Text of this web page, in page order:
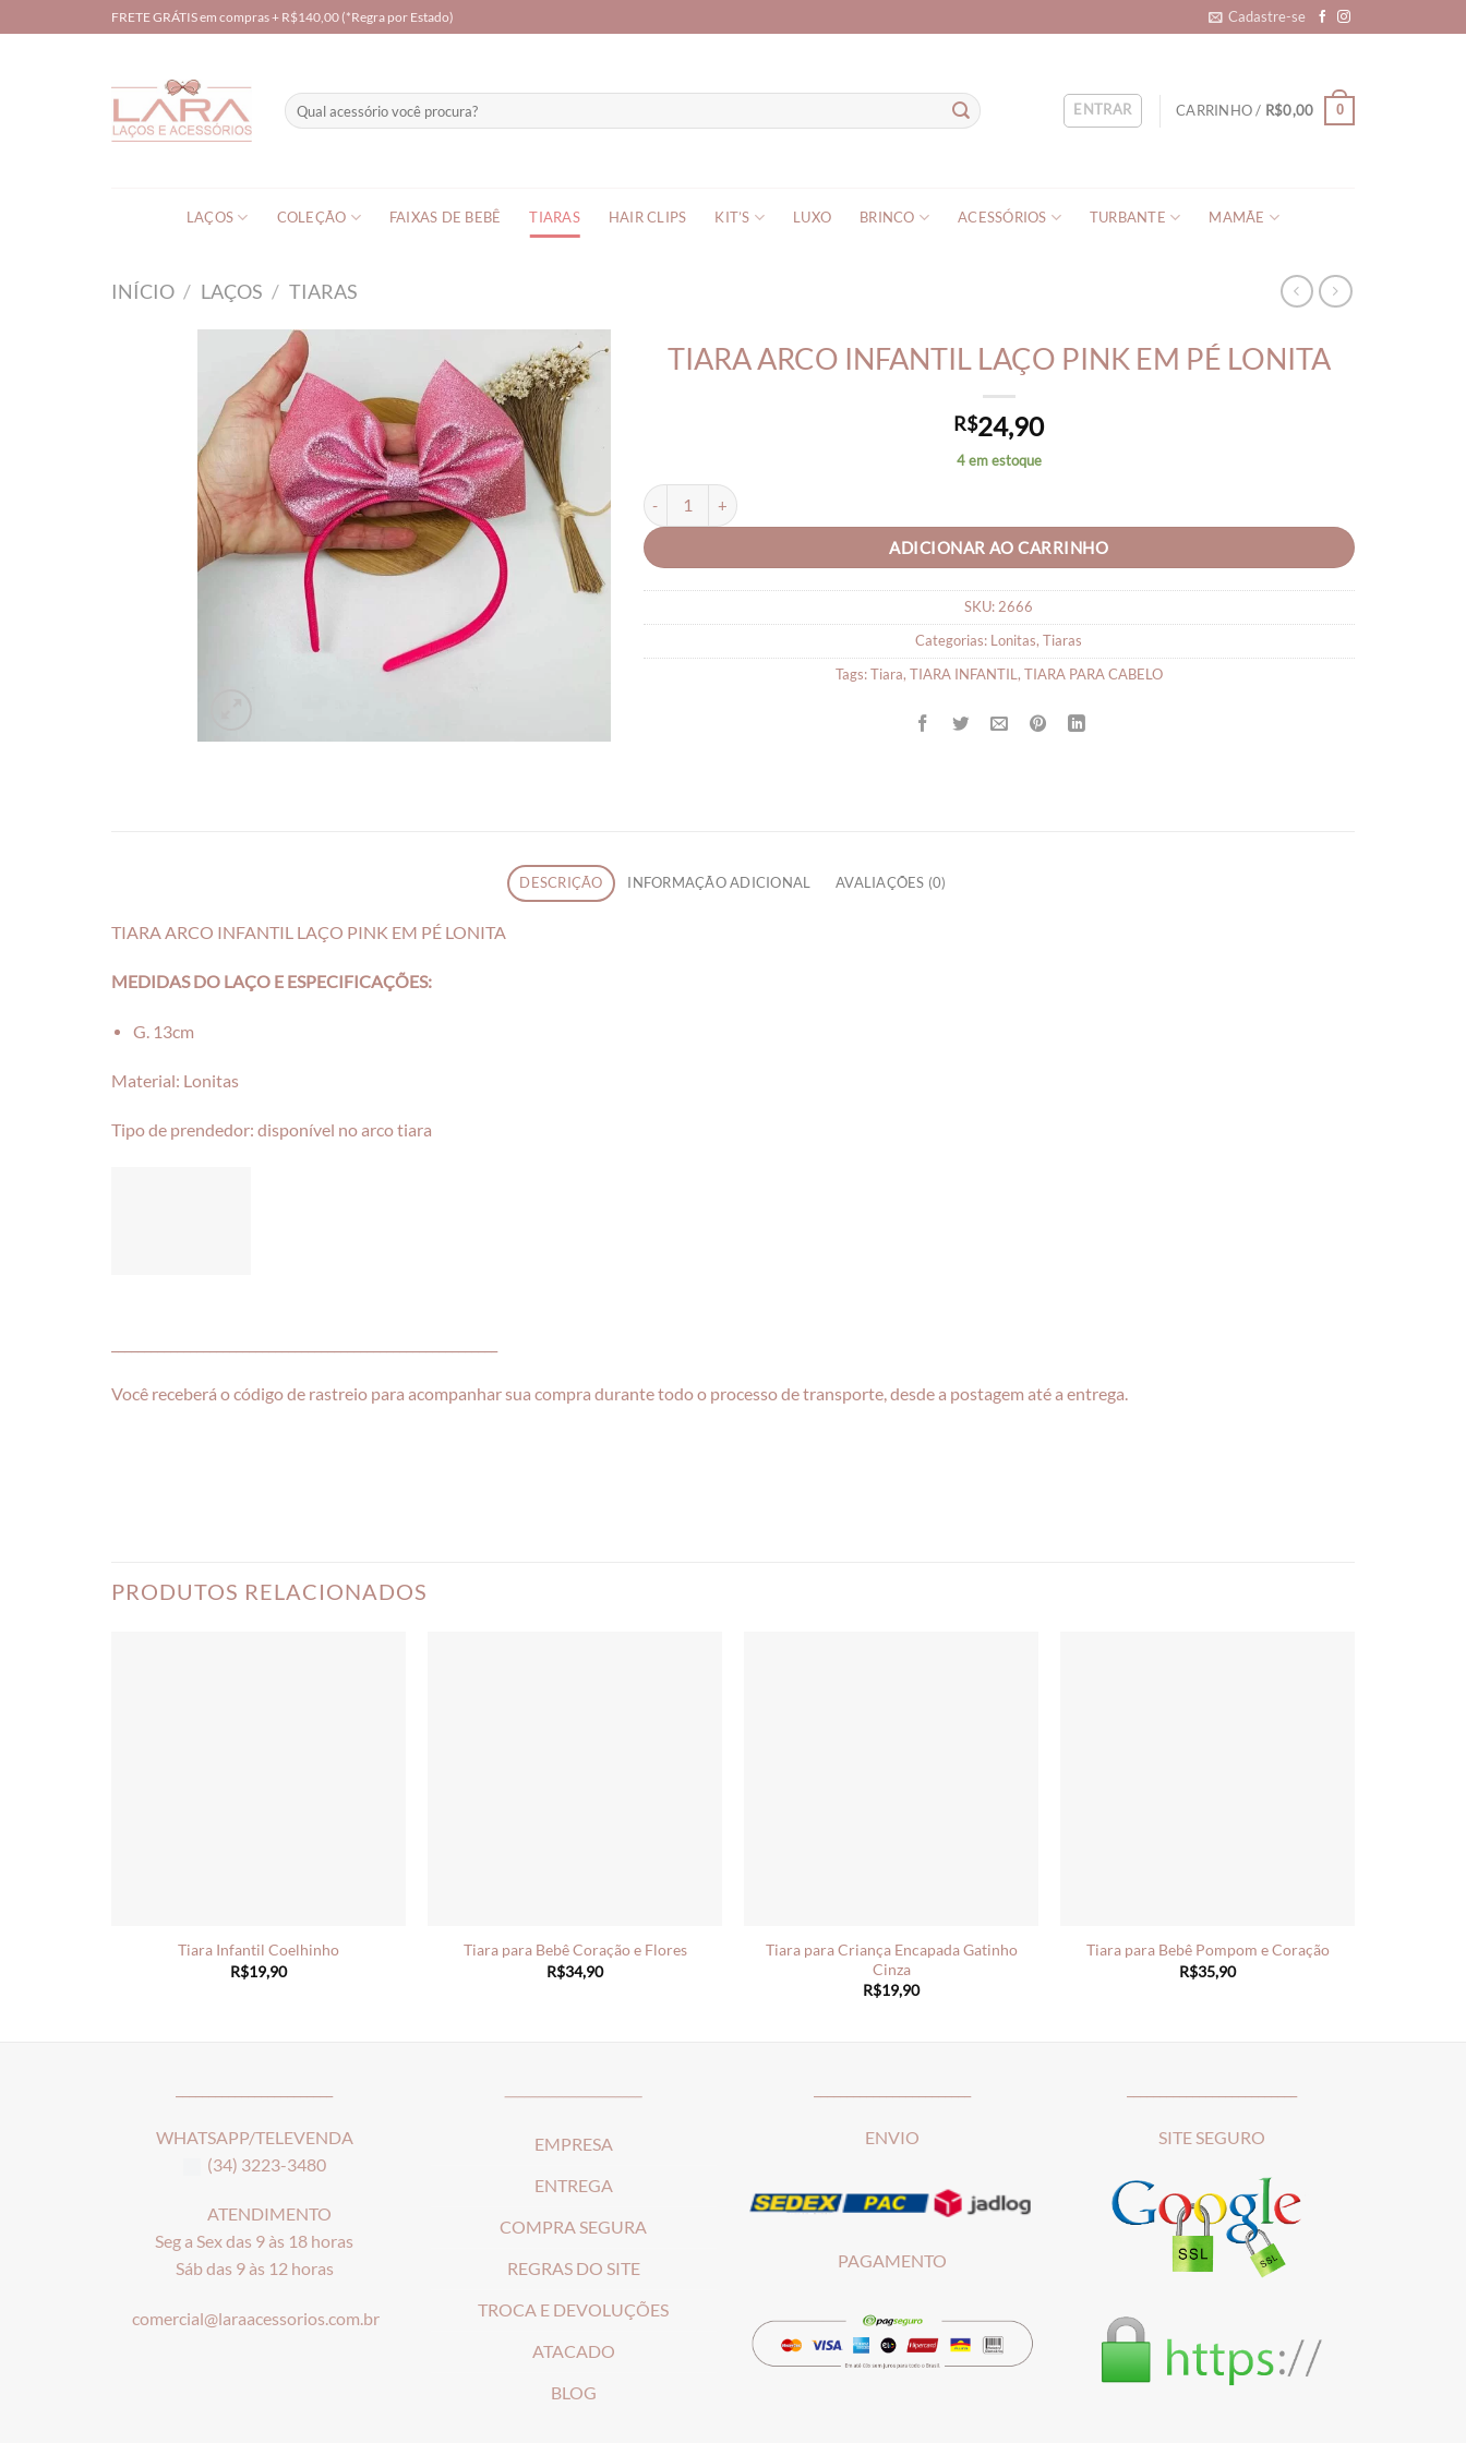
to
FRETE GRÁTIS em compras + R$140,00 (*Regra por Estado) Cadastre-se
Pesquisar
por:
ENTRAR CARRINHO / R$0,00 0
LAÇOS COLEÇÃO FAIXAS DE BEBÊ TIARAS HAIR CLIPS KIT’S LUXO BRINCO ACESSÓRIOS TURBANTE MAMÃE
INÍCIO / LAÇOS / TIARAS
TIARA ARCO INFANTIL LAÇO PINK EM PÉ LONITA
R$24,90
4 em estoque
TIARA ARCO INFANTIL LAÇO PINK EM PÉ LONITA quantidade
ADICIONAR AO CARRINHO
SKU:2666
Categorias: Lonitas,Tiaras
Tags: Tiara, TIARA INFANTIL, TIARA PARA CABELO
DESCRIÇÃO INFORMAÇÃO ADICIONAL AVALIAÇÕES (0)
TIARA ARCO INFANTIL LAÇO PINK EM PÉ LONITA
MEDIDAS DO LAÇO E ESPECIFICAÇÕES:
G. 13cm
Material: Lonitas
Tipo de prendedor: disponível no arco tiara
Você receberá o código de rastreio para acompanhar sua compra durante todo o processo de transporte, desde a postagem até a entrega.
PRODUTOS RELACIONADOS
Tiara Infantil Coelhinho
R$19,90
Tiara para Bebê Coração e Flores
R$34,90
Tiara para Criança Encapada Gatinho
Cinza
R$19,90
Tiara para Bebê Pompom e Coração
R$35,90
WHATSAPP/TELEVENDA
(34) 3223-3480
ATENDIMENTO
Seg a Sex das 9 às 18 horas
Sáb das 9 às 12 horas
comercial@laraacessorios.com.br
EMPRESA
ENTREGA
COMPRA SEGURA
REGRAS DO SITE
TROCA E DEVOLUÇÕES
ATACADO
BLOG
ENVIO
PAGAMENTO
SITE SEGURO